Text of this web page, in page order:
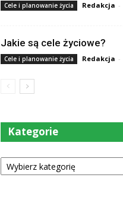
Cele i planowanie życia Redakcja -
Jakie są cele życiowe?
Cele i planowanie życia Redakcja -
Kategorie
Kategorie